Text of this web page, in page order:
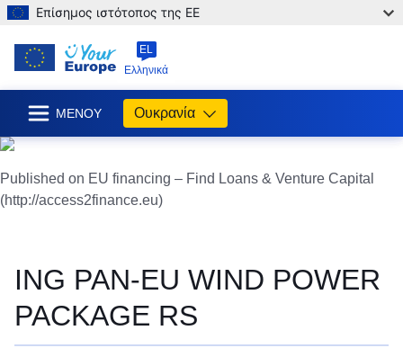
Επίσημος ιστότοπος της ΕΕ
EL
Ελληνικά
ΜΕΝΟΎ Ουκρανία
Published on EU financing – Find Loans & Venture Capital
(http://access2finance.eu)
ING PAN-EU WIND POWER
PACKAGE RS